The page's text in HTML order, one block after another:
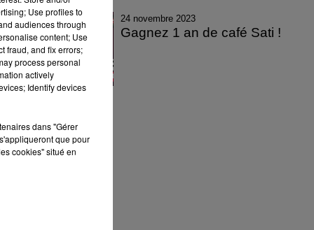
24 novembre 2023
Gagnez 1 an de café Sati !
Use profiles to
audiences through
content; Use
fraud, and fix errors;
process personal
actively
Identify devices
dans "Gérer
que pour
cookies" situé en